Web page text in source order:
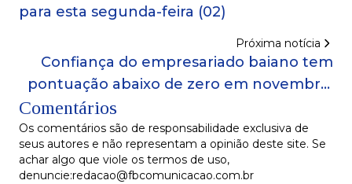
para esta segunda-feira (02)
Próxima notícia
Confiança do empresariado baiano tem
pontuação abaixo de zero em novembro,
Comentários
Os comentários são de responsabilidade exclusiva de
seus autores e não representam a opinião deste site. Se
achar algo que viole os termos de uso,
denuncie:redacao@fbcomunicacao.com.br